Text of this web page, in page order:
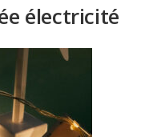
électricité